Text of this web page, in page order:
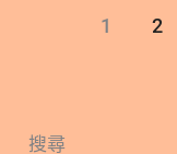
較像是點心或營
AAFCO 營養標
1 2
搜尋